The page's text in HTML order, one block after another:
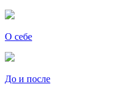
О себе
До и после